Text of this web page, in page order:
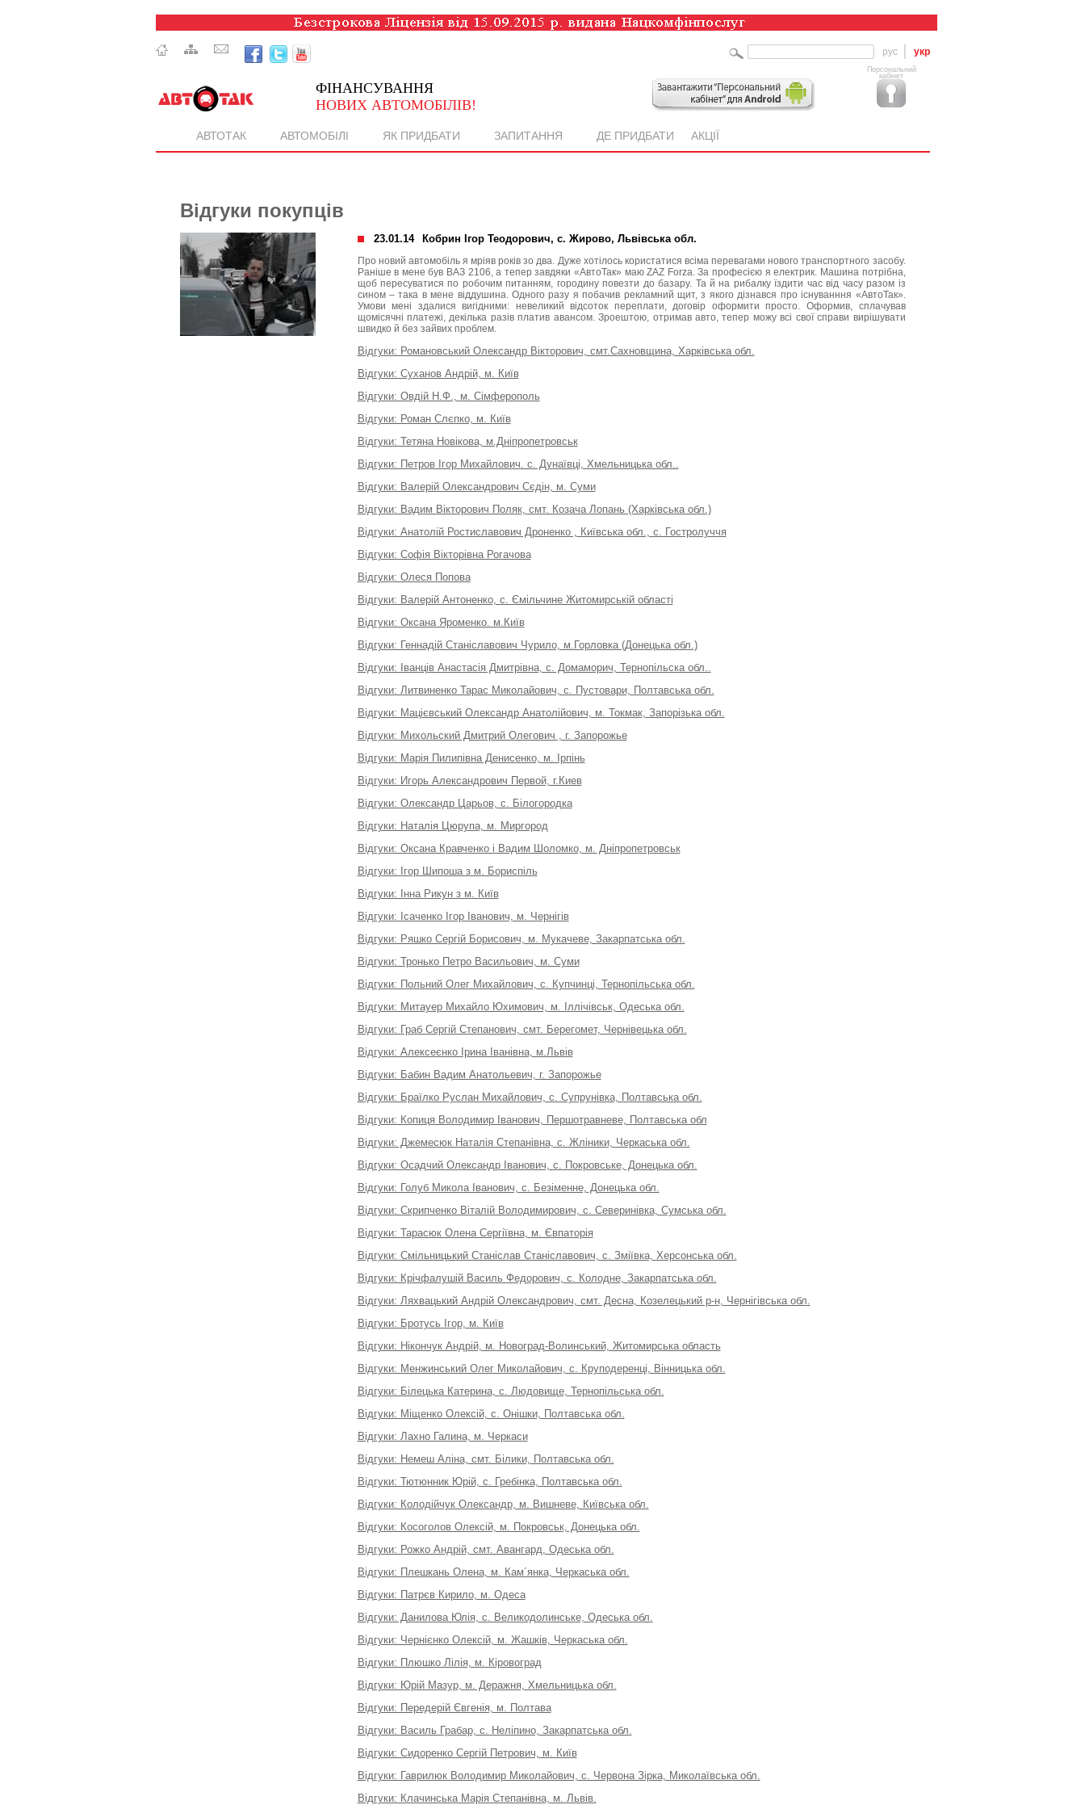
рус укр
ФІНАНСУВАННЯ
НОВИХ АВТОМОБІЛІВ!
Персональний
кабінет
АВТОТАК АВТОМОБІЛІ ЯК ПРИДБАТИ ЗАПИТАННЯ ДЕ ПРИДБАТИ АКЦІЇ
Відгуки покупців
23.01.14 Кобрин Ігор Теодорович, с. Жирово, Львівська обл.
Про новий автомобіль я мріяв років зо два. Дуже хотілось користатися всіма перевагами нового транспортного засобу.
Раніше в мене був ВАЗ 2106, а тепер завдяки «АвтоТак» маю ZAZ Forza. За професією я електрик. Машина потрібна,
щоб пересуватися по робочим питанням, городину повезти до базару. Та й на рибалку їздити час від часу разом із
сином – така в мене віддушина. Одного разу я побачив рекламний щит, з якого дізнався про існуванння «АвтоТак».
Умови мені здалися вигідними: невеликий відсоток переплати, договір оформити просто. Оформив, сплачував
щомісячні платежі, декілька разів платив авансом. Зроештою, отримав авто, тепер можу всі свої справи вирішувати
швидко й без зайвих проблем.
Відгуки: Романовський Олександр Вікторович, смт.Сахновщина, Харківська обл.
Відгуки: Суханов Андрій, м. Київ
Відгуки: Овдій Н.Ф., м. Сімферополь
Відгуки: Роман Слєпко, м. Київ
Відгуки: Тетяна Новікова, м.Дніпропетровськ
Відгуки: Петров Ігор Михайлович. с. Дунаївці, Хмельницька обл..
Відгуки: Валерій Олександрович Сєдін, м. Суми
Відгуки: Вадим Вікторович Поляк, смт. Козача Лопань (Харківська обл.)
Відгуки: Анатолій Ростиславович Дроненко , Київська обл., с. Гостролуччя
Відгуки: Софія Вікторівна Рогачова
Відгуки: Олеся Попова
Відгуки: Валерій Антоненко, с. Ємільчине Житомирській області
Відгуки: Оксана Яроменко. м.Київ
Відгуки: Геннадій Станіславович Чурило, м.Горловка (Донецька обл.)
Відгуки: Іванців Анастасія Дмитрівна, с. Домаморич, Тернопільска обл..
Відгуки: Литвиненко Тарас Миколайович, с. Пустовари, Полтавська обл.
Відгуки: Мацієвський Олександр Анатолійович, м. Токмак, Запорізька обл.
Відгуки: Михольский Дмитрий Олегович , г. Запорожье
Відгуки: Марія Пилипівна Денисенко, м. Ірпінь
Відгуки: Игорь Александрович Первой, г.Киев
Відгуки: Олександр Царьов, с. Білогородка
Відгуки: Наталія Цюрупа, м. Миргород
Відгуки: Оксана Кравченко і Вадим Шоломко, м. Дніпропетровськ
Відгуки: Ігор Шипоша з м. Бориспіль
Відгуки: Інна Рикун з м. Київ
Відгуки: Ісаченко Ігор Іванович, м. Чернігів
Відгуки: Ряшко Сергій Борисович, м. Мукачеве, Закарпатська обл.
Відгуки: Тронько Петро Васильович, м. Суми
Відгуки: Польний Олег Михайлович, с. Купчинці, Тернопільська обл.
Відгуки: Митауер Михайло Юхимович, м. Іллічівськ, Одеська обл.
Відгуки: Граб Сергій Степанович, смт. Берегомет, Чернівецька обл.
Відгуки: Алексеєнко Ірина Іванівна, м.Львів
Відгуки: Бабин Вадим Анатольевич, г. Запорожье
Відгуки: Браїлко Руслан Михайлович, с. Супрунівка, Полтавська обл.
Відгуки: Копиця Володимир Іванович, Першотравневе, Полтавська обл
Відгуки: Джемесюк Наталія Степанівна, с. Жліники, Черкаська обл.
Відгуки: Осадчий Олександр Іванович, с. Покровське, Донецька обл.
Відгуки: Голуб Микола Іванович, с. Безіменне, Донецька обл.
Відгуки: Скрипченко Віталій Володимирович, с. Северинівка, Сумська обл.
Відгуки: Тарасюк Олена Сергіївна, м. Євпаторія
Відгуки: Смільницький Станіслав Станіславович, с. Зміївка, Херсонська обл.
Відгуки: Крічфалушій Василь Федорович, с. Колодне, Закарпатська обл.
Відгуки: Ляхвацький Андрій Олександрович, смт. Десна, Козелецький р-н, Чернігівська обл.
Відгуки: Бротусь Ігор, м. Київ
Відгуки: Нікончук Андрій, м. Новоград-Волинський, Житомирська область
Відгуки: Менжинський Олег Миколайович, с. Круподеренці, Вінницька обл.
Відгуки: Білецька Катерина, с. Людовище, Тернопільська обл.
Відгуки: Міщенко Олексій, с. Онішки, Полтавська обл.
Відгуки: Лахно Галина, м. Черкаси
Відгуки: Немеш Аліна, смт. Білики, Полтавська обл.
Відгуки: Тютюнник Юрій, с. Гребінка, Полтавська обл.
Відгуки: Колодійчук Олександр, м. Вишневе, Київська обл.
Відгуки: Косоголов Олексій, м. Покровськ, Донецька обл.
Відгуки: Рожко Андрій, смт. Авангард, Одеська обл.
Відгуки: Плешкань Олена, м. Кам´янка, Черкаська обл.
Відгуки: Патрєв Кирило, м. Одеса
Відгуки: Данилова Юлія, с. Великодолинське, Одеська обл.
Відгуки: Чернієнко Олексій, м. Жашків, Черкаська обл.
Відгуки: Плюшко Лілія, м. Кіровоград
Відгуки: Юрій Мазур, м. Деражня, Хмельницька обл.
Відгуки: Передерій Євгенія, м. Полтава
Відгуки: Василь Грабар, с. Неліпино, Закарпатська обл.
Відгуки: Сидоренко Сергій Петрович, м. Київ
Відгуки: Гаврилюк Володимир Миколайович, с. Червона Зірка, Миколаївська обл.
Відгуки: Клачинська Марія Степанівна, м. Львів.